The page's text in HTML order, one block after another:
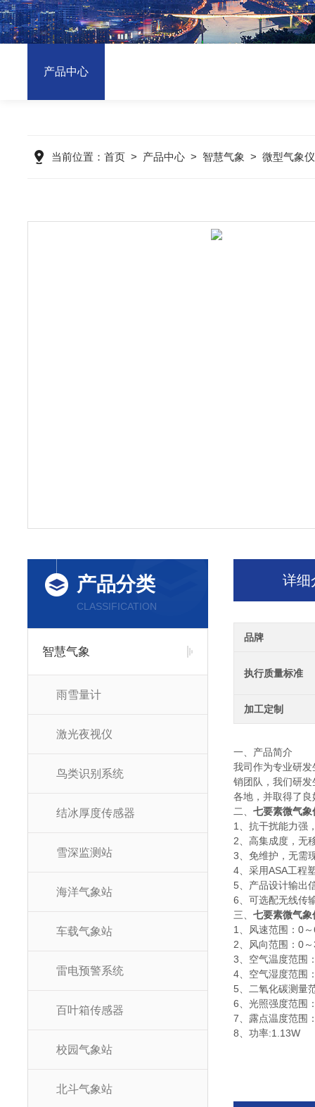
产品中心
当前位置： 首页 > 产品中心 > 智慧气象 > 微型气象仪
产品分类
CLASSIFICATION
智慧气象
雨雪量计
激光夜视仪
鸟类识别系统
结冰厚度传感器
雪深监测站
海洋气象站
车载气象站
雷电预警系统
百叶箱传感器
校园气象站
北斗气象站
详细
品牌
执行质量标准
加工定制
一、产品简介
我司作为专业研
销团队，我们研
各地，并取得了
二、七要素微气象
1、抗干扰能力强
2、高集成度，无
3、免维护，无需
4、采用ASA工程
5、产品设计输出
6、可选配无线传
三、七要素微气象
1、风速范围：0
2、风向范围：0
3、空气温度范
4、空气湿度范围
5、二氧化碳测量
6、光照强度范围
7、露点温度范
8、功率:1.13W